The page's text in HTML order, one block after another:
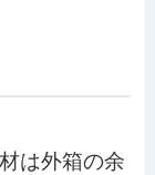
は外箱の余